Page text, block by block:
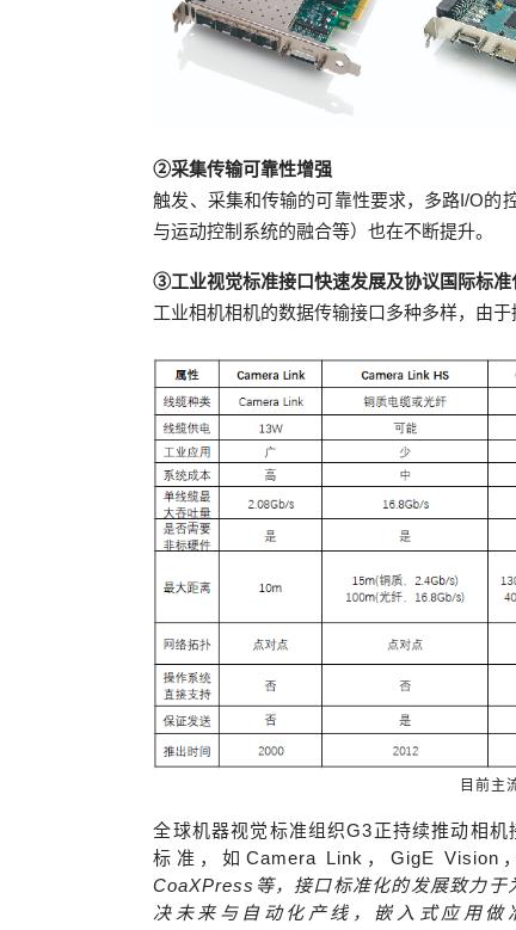
②采集传输可靠性增强
触发、采集和传输的可靠性要求，多路I/O的
与运动控制系统的融合等）也在不断提升。
③工业视觉标准接口快速发展及协议国际标准
工业相机相机的数据传输接口多种多样，由
目前主
全球机器视觉标准组织G3正持续推动相
标准，如Camera Link，GigE Vision
CoaXPress等，接口标准化的发展致力
决未来与自动化产线，嵌入式应用